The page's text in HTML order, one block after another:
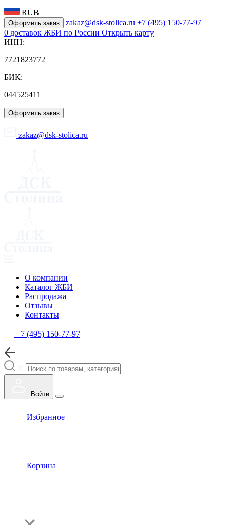
RUB
Оформить заказ zakaz@dsk-stolica.ru +7 (495) 150-77-97
0 доставок ЖБИ по России Открыть карту
ИНН:
7721823772
БИК:
044525411
Оформить заказ
zakaz@dsk-stolica.ru
О компании
Каталог ЖБИ
Распродажа
Отзывы
Контакты
+7 (495) 150-77-97
Войти
Избранное
Корзина